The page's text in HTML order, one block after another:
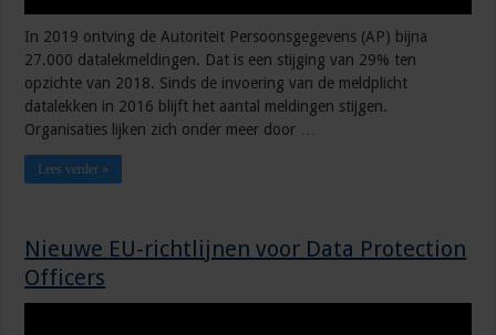
In 2019 ontving de Autoriteit Persoonsgegevens (AP) bijna
27.000 datalekmeldingen. Dat is een stijging van 29% ten
opzichte van 2018. Sinds de invoering van de meldplicht
datalekken in 2016 blijft het aantal meldingen stijgen.
Organisaties lijken zich onder meer door …
Lees verder »
Nieuwe EU-richtlijnen voor Data Protection
Officers